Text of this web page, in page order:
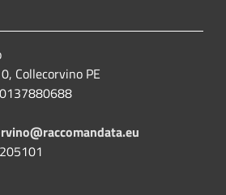
Collecorvino PE